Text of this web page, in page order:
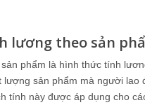
lương theo sản
phẩm là hình thức tính
lượng sản phẩm mà người lao
tính này được áp dụng cho